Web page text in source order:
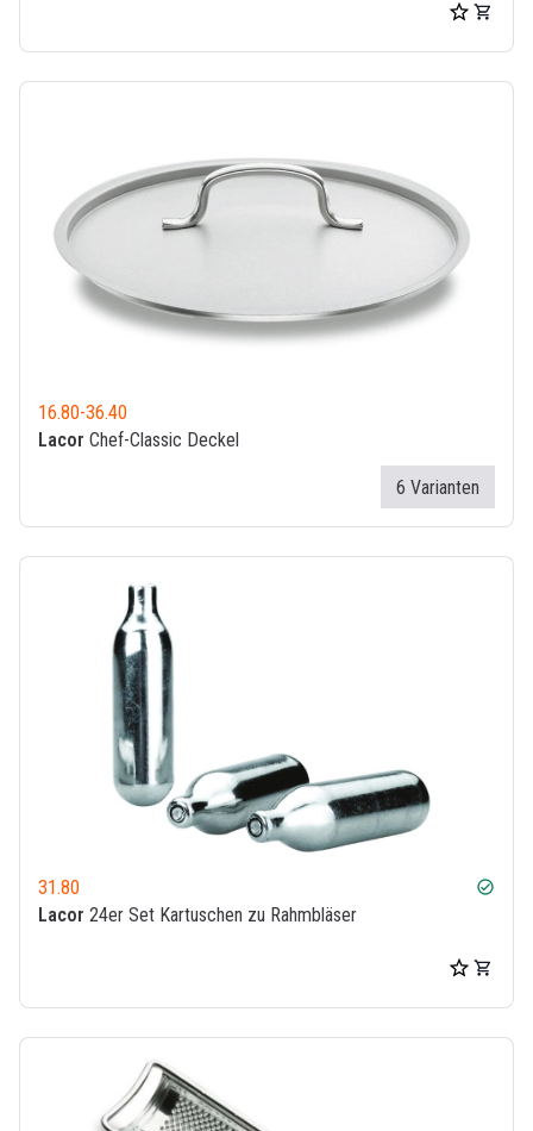
16.80-36.40
Lacor Chef-Classic Deckel
6 Varianten
31.80 check_circle
Lacor 24er Set Kartuschen zu Rahmbläser